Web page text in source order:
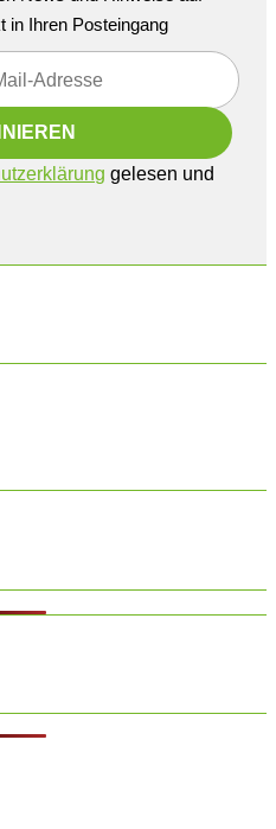
in Ihren Posteingang
gelesen und